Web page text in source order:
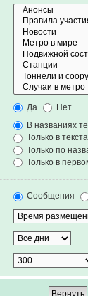
Да
Нет
В названиях
Только в
Только по
Только в
Сообщения